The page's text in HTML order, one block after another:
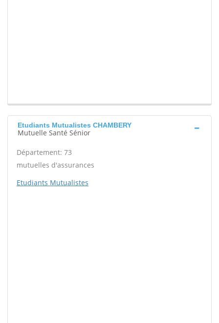
Etudiants Mutualistes CHAMBERY
Mutuelle Santé Sénior
Département: 73
mutuelles d'assurances
Etudiants Mutualistes